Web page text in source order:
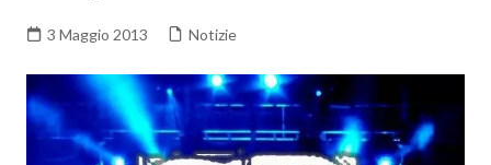
3 Maggio 2013 Notizie